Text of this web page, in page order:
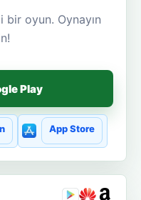
oyun. Oynayın
Play
App Store